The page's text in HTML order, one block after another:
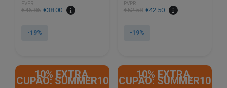
PVPR
€46.86
O
original
€38.00
O
atual
-19%
PVPR
€52.58
O
original
€42.50
O
atual
-19%
10% EXTRA,
CUPÃO: SUMMER10
10% EXTRA,
CUPÃO: SUMMER10